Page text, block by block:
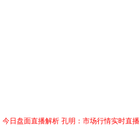
今日盘面直播解析 孔明：市场行情实时直播